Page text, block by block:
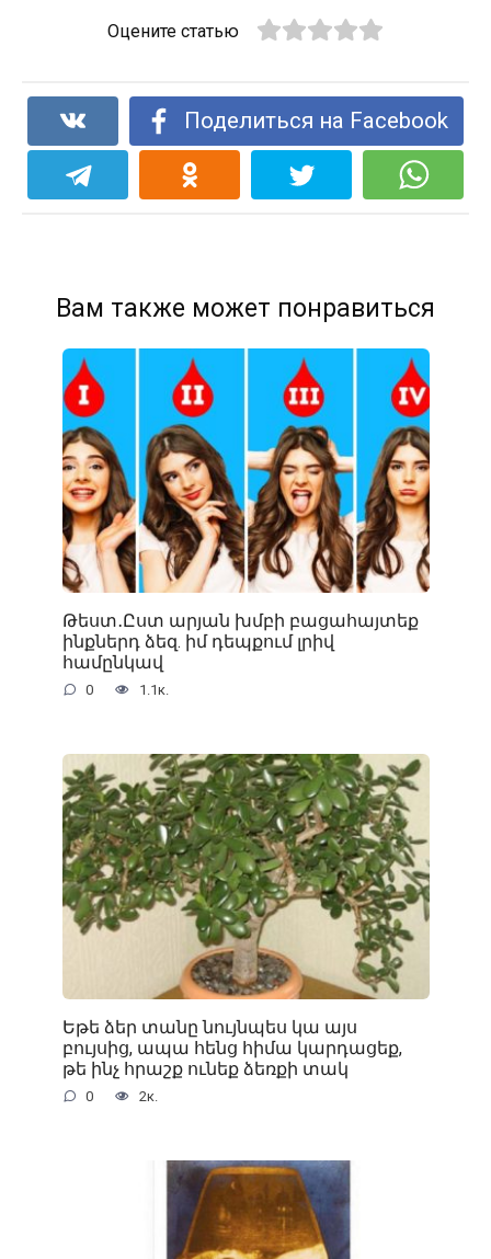
Оцените статью
Поделиться на Facebook
Вам также может понравиться
Թեստ․Ըստ արյան խմբի բացահայտեք
ինքներդ ձեզ. իմ դեպքում լրիվ
համընկավ
0 1.1к.
Եթե ձեր տանը նույնպես կա այս
բույսից, ապա հենց հիմա կարդացեք,
թե ինչ հրաշք ունեք ձեռքի տակ
0 2к.